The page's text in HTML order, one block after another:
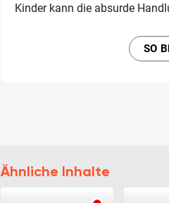
Kinder kann die absurde
SO
Ähnliche Inhalte